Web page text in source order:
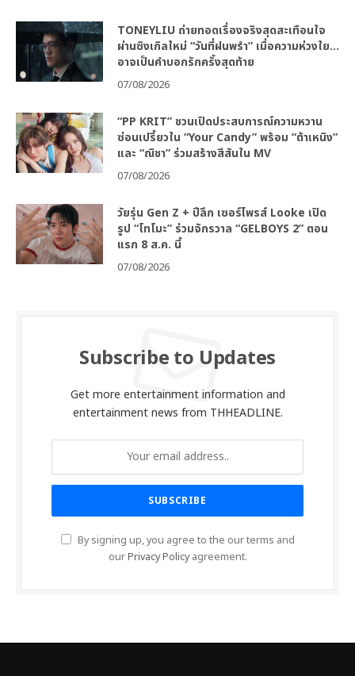
TONEYLIU ถ่ายทอดเรื่องจริงสุดสะเทือนใจ
ผ่านซิงเกิลใหม่ “วันที่ฝนพรำ” เมื่อความห่วงใย…
อาจเป็นคำบอกรักครั้งสุดท้าย
07/08/2026
“PP KRIT” ชวนเปิดประสบการณ์ความหวาน
ซ่อนเปรี้ยวใน “Your Candy” พร้อม “ต้าเหนิง”
และ “ณิชา” ร่วมสร้างสีสันใน MV
07/08/2026
วัยรุ่น Gen Z + ปีลึก เซอร์ไพรส์ Looke เปิด
รูป “โทโมะ” ร่วมจักรวาล “GELBOYS 2” ตอน
แรก 8 ส.ค. นี้
07/08/2026
Subscribe to Updates
Get more entertainment information and
entertainment news from THHEADLINE.
By signing up, you agree to the our terms and
ourPrivacy Policyagreement.